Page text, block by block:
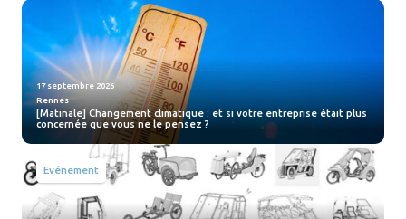
17 septembre 2026
Rennes
[Matinale] Changement climatique : et si votre entreprise était plus
concernée que vous ne le pensez ?
Evénement